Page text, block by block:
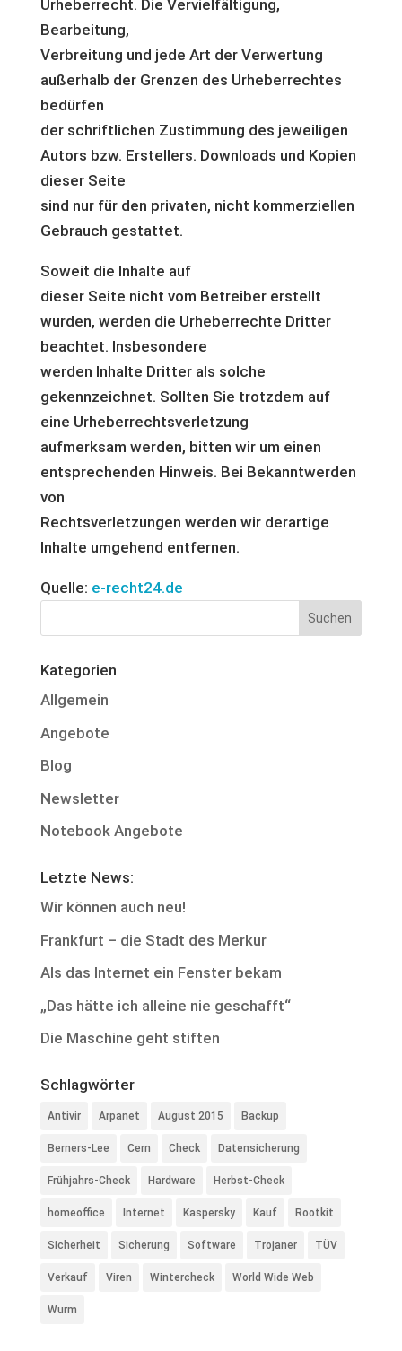
Urheberrecht. Die Vervielfältigung,
Bearbeitung,
Verbreitung und jede Art der Verwertung
außerhalb der Grenzen des Urheberrechtes
bedürfen
der schriftlichen Zustimmung des jeweiligen
Autors bzw. Erstellers. Downloads und Kopien
dieser Seite
sind nur für den privaten, nicht kommerziellen
Gebrauch gestattet.
Soweit die Inhalte auf
dieser Seite nicht vom Betreiber erstellt
wurden, werden die Urheberrechte Dritter
beachtet. Insbesondere
werden Inhalte Dritter als solche
gekennzeichnet. Sollten Sie trotzdem auf
eine Urheberrechtsverletzung
aufmerksam werden, bitten wir um einen
entsprechenden Hinweis. Bei Bekanntwerden
von
Rechtsverletzungen werden wir derartige
Inhalte umgehend entfernen.
Quelle: e-recht24.de
Kategorien
Allgemein
Angebote
Blog
Newsletter
Notebook Angebote
Letzte News:
Wir können auch neu!
Frankfurt – die Stadt des Merkur
Als das Internet ein Fenster bekam
„Das hätte ich alleine nie geschafft“
Die Maschine geht stiften
Schlagwörter
Antivir Arpanet August 2015 Backup
Berners-Lee Cern Check Datensicherung
Frühjahrs-Check Hardware Herbst-Check
homeoffice Internet Kaspersky Kauf Rootkit
Sicherheit Sicherung Software Trojaner TÜV
Verkauf Viren Wintercheck World Wide Web
Wurm